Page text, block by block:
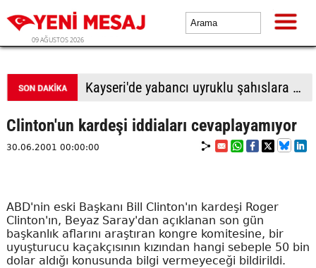
09 AĞUSTOS 2026
BTP Antalya İl Başkanlığından yoğun mesai: İl binasında ve Manavgat'ta üye buluşmaları
Clinton'un kardeşi iddiaları cevaplayamıyor
30.06.2001 00:00:00
ABD'nin eski Başkanı Bill Clinton'ın kardeşi Roger
Clinton'ın, Beyaz Saray'dan açıklanan son gün
başkanlık aflarını araştıran kongre komitesine, bir
uyuşturucu kaçakçısının kızından hangi sebeple 50 bin
dolar aldığı konusunda bilgi vermeyeceği bildirildi.